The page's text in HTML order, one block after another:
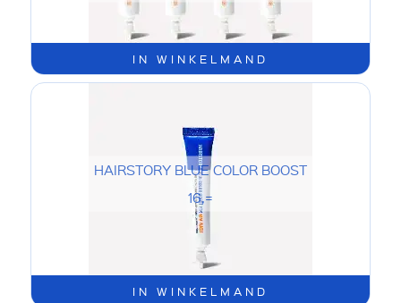
IN WINKELMAND
IN WINKELMAND
HAIRSTORY BLUE COLOR BOOST
16,=